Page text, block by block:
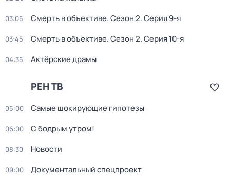
03:05 Смерть в объективе. Сезон 2. Серия 9-я
03:45 Смерть в объективе. Сезон 2. Серия 10-я
04:35 Актёрские драмы
РЕН ТВ
05:00 Самые шoкиpующие гипотезы
06:00 С бодрым утром!
08:30 Новости
09:00 Документальный спецпроект